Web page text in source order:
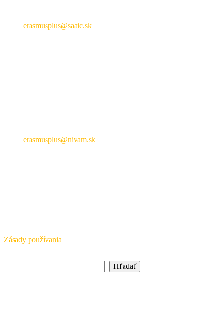
erasmusplus@saaic.sk
erasmusplus@nivam.sk
Zásady používania
Hľadať